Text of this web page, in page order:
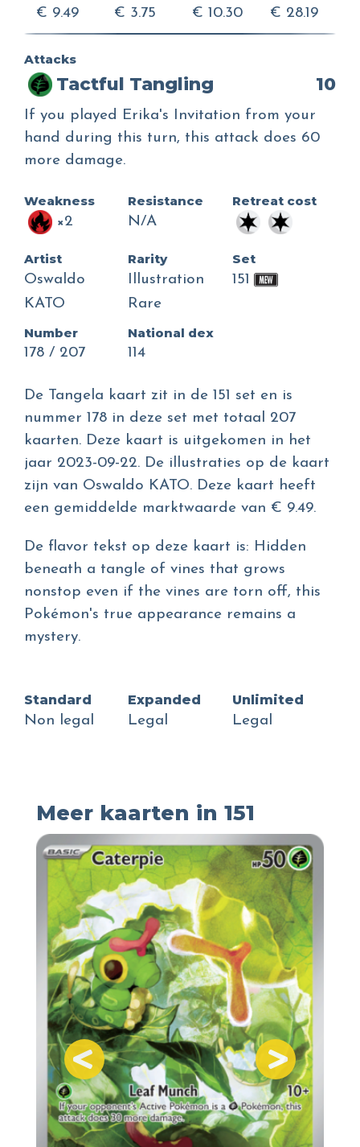
€ 9.49
€ 3.75
€ 10.30
€ 28.19
Attacks
Tactful Tangling 10
If you played Erika's Invitation from your
hand during this turn, this attack does 60
more damage.
Weakness
×2
Resistance
N/A
Retreat cost
Artist
Oswaldo
KATO
Rarity
Illustration
Rare
Set
151
Number
178 / 207
National dex
114
De Tangela kaart zit in de 151 set en is
nummer 178 in deze set met totaal 207
kaarten. Deze kaart is uitgekomen in het
jaar 2023-09-22. De illustraties op de kaart
zijn van Oswaldo KATO. Deze kaart heeft
een gemiddelde marktwaarde van € 9.49.
De flavor tekst op deze kaart is: Hidden
beneath a tangle of vines that grows
nonstop even if the vines are torn off, this
Pokémon's true appearance remains a
mystery.
Standard
Non legal
Expanded
Legal
Unlimited
Legal
Meer kaarten in 151